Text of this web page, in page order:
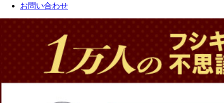
お問い合わせ